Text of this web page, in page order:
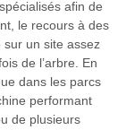
afin de
le recours à des
sur un site assez
de l’arbre. En
dans les parcs
performant
de plusieurs